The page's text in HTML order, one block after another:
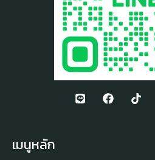
เมนูหลัก